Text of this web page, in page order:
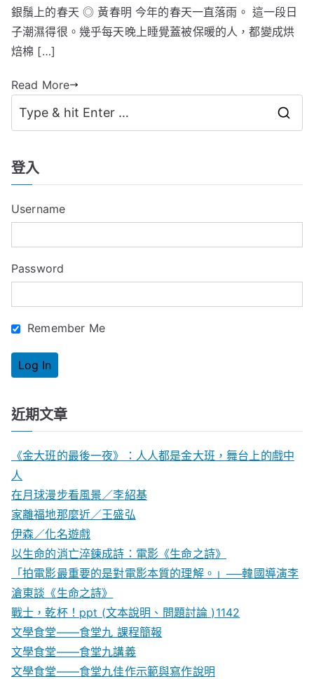
銀鬚上的春天 ◎ 黃春明 今年的春天一直落雨。 這一段日
子潮濕得很。幾乎每天晚上睡覺蓋被保暖的人，都變成烘
焙棉 […]
Read More
h
r
登入
Username
Password
Remember Me
近期文章
《金大班的最後一夜》：人人都是金大班，舞台上的戲中
人
在月球漫步看風景／李紹基
家離福地那麼近／王盛弘
伊森／化名遊戲
以生命的消亡淬鍊成詩：電影《生命之詩》
「拍電影最重要的是對電影本質的理解。」──韓國導演李
滄東談《生命之詩》
戰士，乾杯！ppt (文本說明、問題討論 )1142
文學食堂——食堂九 課程簡報
文學食堂――食堂九講義
文學食堂——食堂九佳作示範與寫作說明